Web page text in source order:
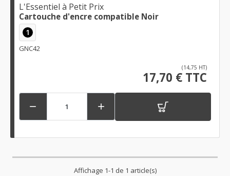
L'Essentiel à Petit Prix
Cartouche d'encre compatible Noir
1
GNC42
(14,75 HT)
17,70 € TTC
 
Affichage 1-1 de 1 article(s)